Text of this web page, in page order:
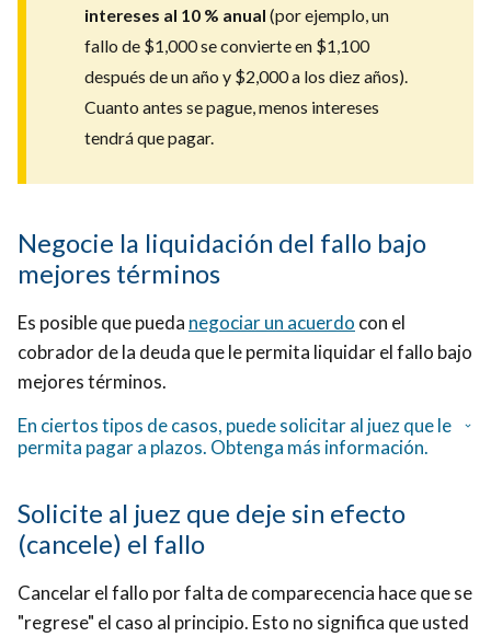
intereses al 10 % anual (por ejemplo, un
fallo de $1,000 se convierte en $1,100
después de un año y $2,000 a los diez años).
Cuanto antes se pague, menos intereses
tendrá que pagar.
Negocie la liquidación del fallo bajo
mejores términos
Es posible que pueda negociar un acuerdo con el
cobrador de la deuda que le permita liquidar el fallo bajo
mejores términos.
En ciertos tipos de casos, puede solicitar al juez que le
permita pagar a plazos. Obtenga más información.
Solicite al juez que deje sin efecto
(cancele) el fallo
Cancelar el fallo por falta de comparecencia hace que se
"regrese" el caso al principio. Esto no significa que usted